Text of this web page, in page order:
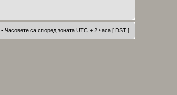
• Часовете са според зоната UTC + 2 часа [ DST ]